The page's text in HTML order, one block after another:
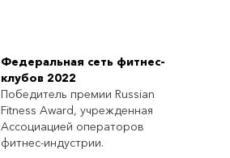
Федеральная сеть фитнес-
клубов 2022
Победитель премии Russian
Fitness Award, учрежденная
Ассоциацией операторов
фитнес-индустрии.